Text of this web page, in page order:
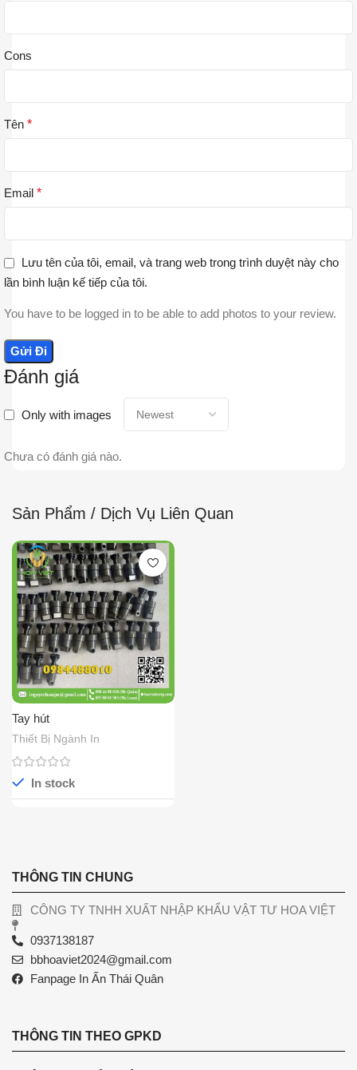
Đánh giá
Only with images
Chưa có đánh giá nào.
Cons
Tên *
Email *
Lưu tên của tôi, email, và trang web trong trình duyệt này cho
lần bình luận kế tiếp của tôi.
You have to be logged in to be able to add photos to your review.
Sản Phẩm / Dịch Vụ Liên Quan
Tay hút
Thiết Bị Ngành In
In stock
THÔNG TIN CHUNG
CÔNG TY TNHH XUẤT NHẬP KHẨU VẬT TƯ HOA VIỆT
0937138187
bbhoaviet2024@gmail.com
Fanpage In Ấn Thái Quân
THÔNG TIN THEO GPKD